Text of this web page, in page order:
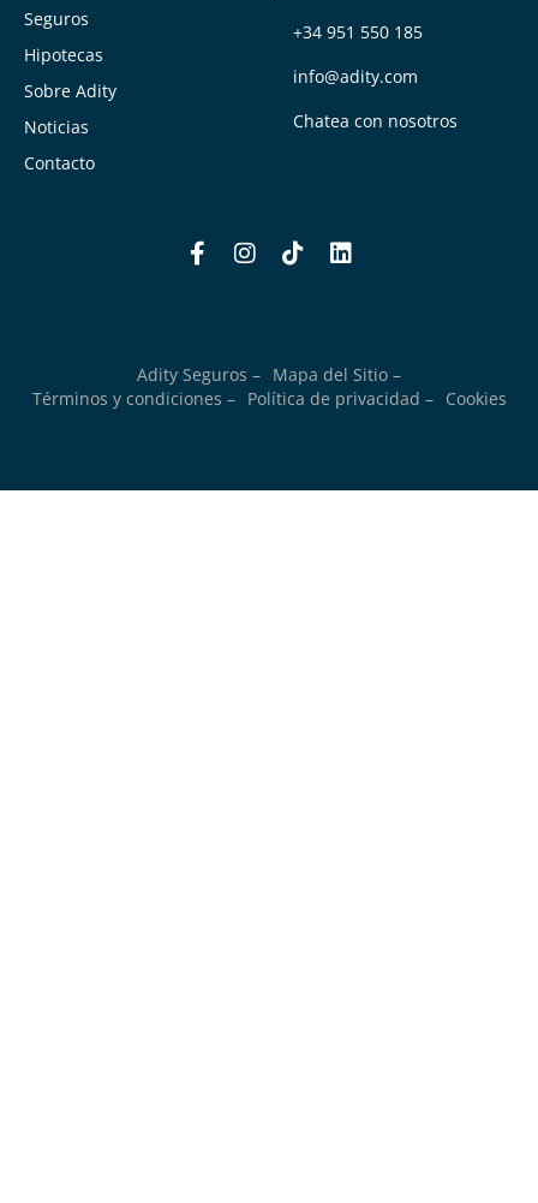
Seguros
Hipotecas
Sobre Adity
Noticias
Contacto
+34 951 550 185
info@adity.com
Chatea con nosotros
Adity Seguros – Mapa del Sitio –
Términos y condiciones –
Política de privacidad – Cookies